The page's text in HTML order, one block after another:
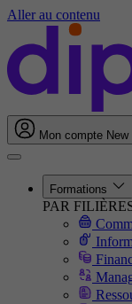
Aller au contenu
Mon compte New
Formations
PAR